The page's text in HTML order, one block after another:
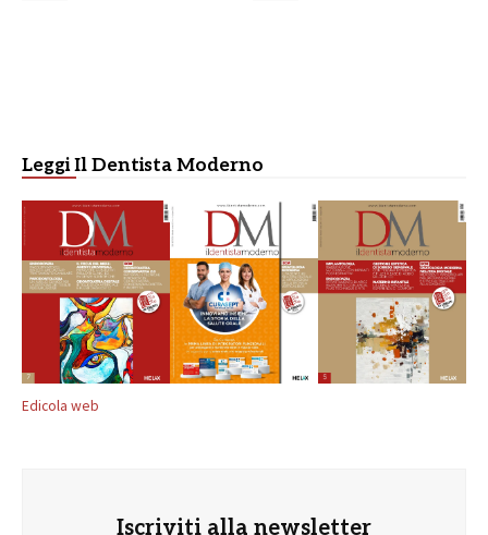
Leggi Il Dentista Moderno
Edicola web
Iscriviti alla newsletter